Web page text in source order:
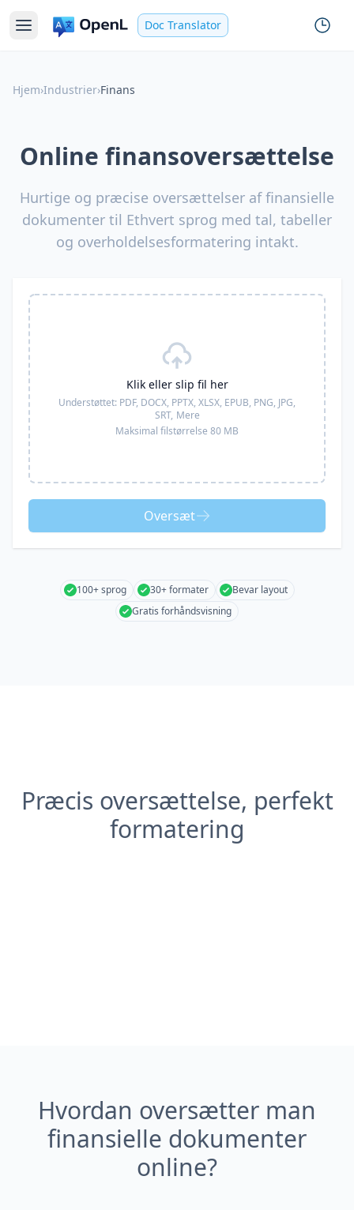
Doc Translator
Hjem›Industrier›Finans
Online finansoversættelse
Hurtige og præcise oversættelser af finansielle
dokumenter til Ethvert sprog med tal, tabeller
og overholdelsesformatering intakt.
Klik eller slip fil her
Understøttet: PDF, DOCX, PPTX, XLSX, EPUB, PNG, JPG,
SRT, Mere
Maksimal filstørrelse 80 MB
Oversæt
100+ sprog 30+ formater
Bevar layout
Gratis forhåndsvisning
Præcis oversættelse, perfekt
formatering
Hvordan oversætter man
finansielle dokumenter
online?